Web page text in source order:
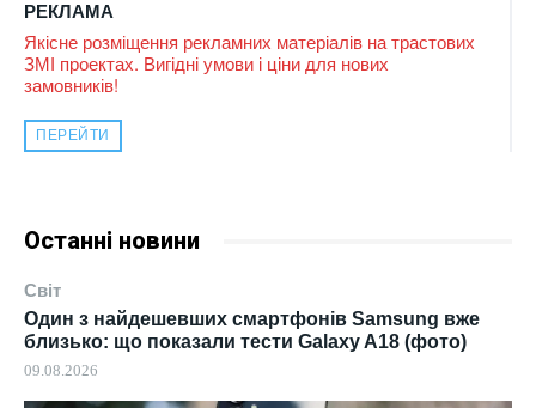
РЕКЛАМА
Якісне розміщення рекламних матеріалів на трастових
ЗМІ проектах. Вигідні умови і ціни для нових
замовників!
ПЕРЕЙТИ
Останні новини
Світ
Один з найдешевших смартфонів Samsung вже
близько: що показали тести Galaxy A18 (фото)
09.08.2026